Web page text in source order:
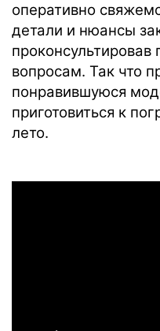
оперативно
детали и нюансы
вопросам. Так что
понравившуюся
приготовиться к
лето.